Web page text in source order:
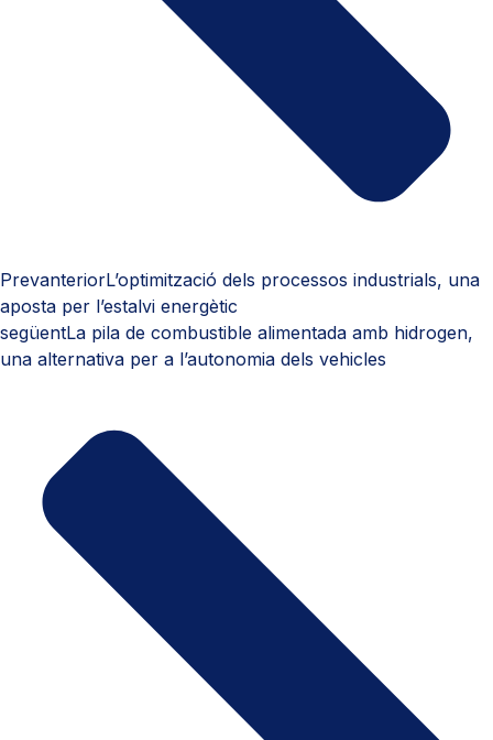
PrevanteriorL’optimització dels processos industrials, una
aposta per l’estalvi energètic
següentLa pila de combustible alimentada amb hidrogen,
una alternativa per a l’autonomia dels vehicles